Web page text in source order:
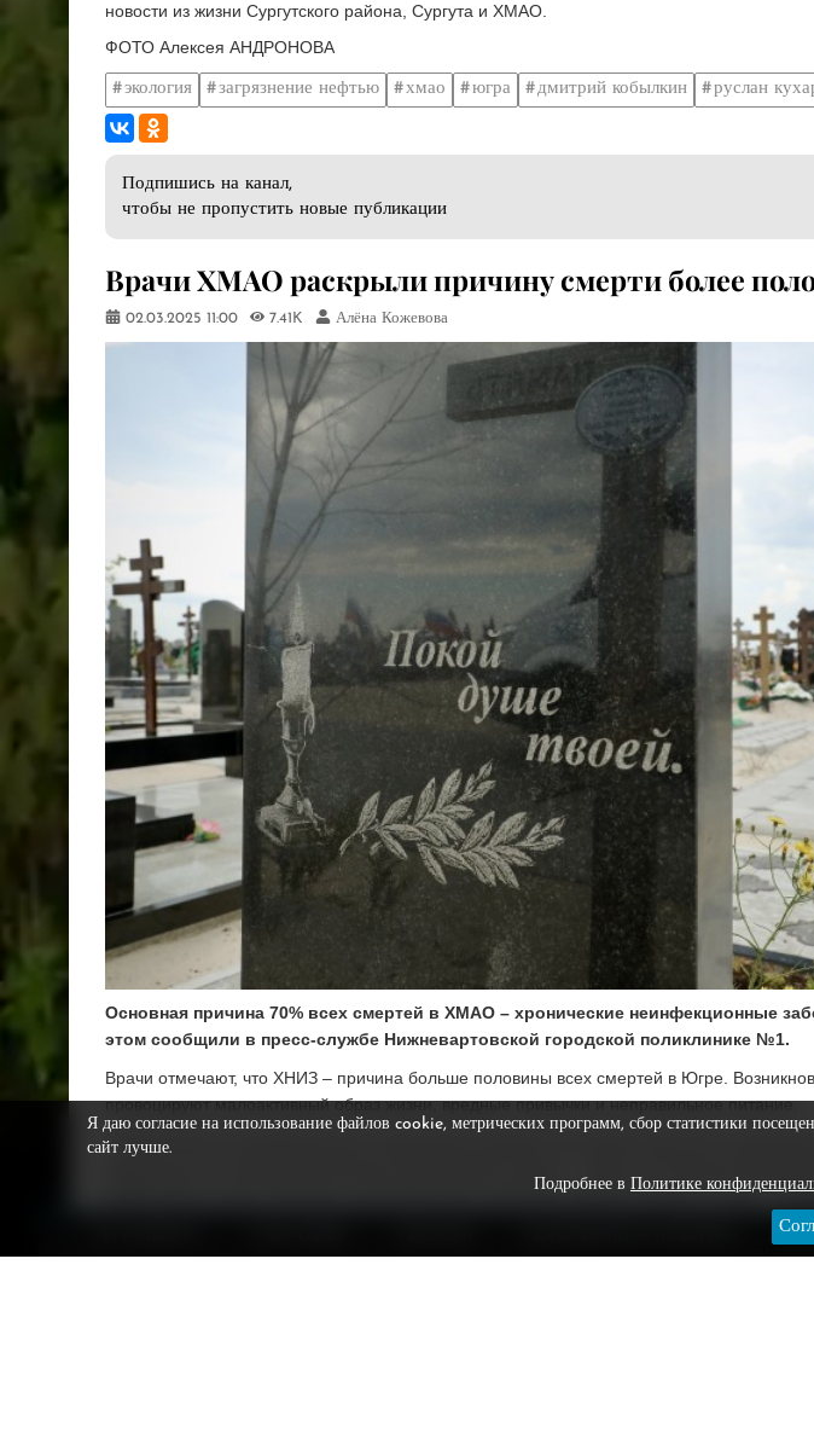
новости из жизни Сургутского района, Сургута и ХМАО.
ФОТО Алексея АНДРОНОВА
экология загрязнение нефтью хмао югра дмитрий кобылкин руслан
Подпишись на канал,
чтобы не пропустить новые публикации
Врачи ХМАО раскрыли причину смерти более
02.03.2025 11:00 7.41K Алёна Кожевова
Основная причина 70% всех смертей в ХМАО – хронические неинфекционные
этом сообщили в пресс-службе Нижневартовской городской поликлинике №1.
Врачи отмечают, что ХНИЗ – причина больше половины всех смертей в Югре.
провоцируют малоактивный образ жизни, вредные привычки и неправильное питание.
– Хронические неинфекционные заболевания являются основной причиной
ХМАО-Югры, более 70% всех случаев смерти в регионе связаны именно с ними, –
Для профилактики врачи советуют проходить регулярные медосмотры, правильно
Я даю согласие на использование файлов cookie, метрических программ, сбор статистики
сайт лучше.
Подробнее в Политике